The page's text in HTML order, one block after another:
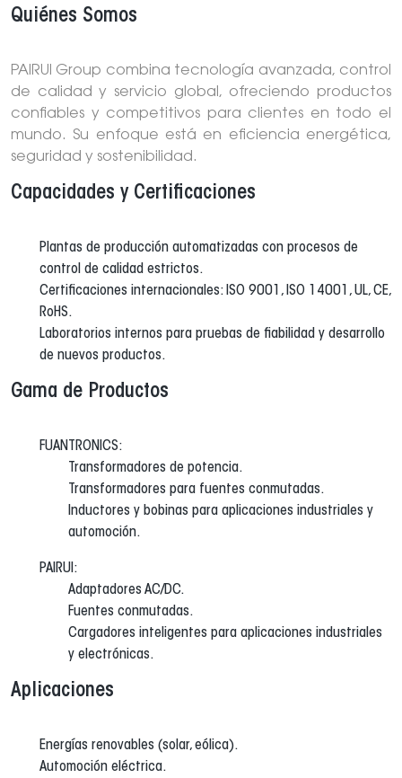
Quiénes Somos
PAIRUI Group combina tecnología avanzada, control
de calidad y servicio global, ofreciendo productos
confiables y competitivos para clientes en todo el
mundo. Su enfoque está en eficiencia energética,
seguridad y sostenibilidad.
Capacidades y Certificaciones
Plantas de producción automatizadas con procesos de
control de calidad estrictos.
Certificaciones internacionales: ISO 9001, ISO 14001, UL, CE,
RoHS.
Laboratorios internos para pruebas de fiabilidad y desarrollo
de nuevos productos.
Gama de Productos
FUANTRONICS:
Transformadores de potencia.
Transformadores para fuentes conmutadas.
Inductores y bobinas para aplicaciones industriales y
automoción.
PAIRUI:
Adaptadores AC/DC.
Fuentes conmutadas.
Cargadores inteligentes para aplicaciones industriales
y electrónicas.
Aplicaciones
Energías renovables (solar, eólica).
Automoción eléctrica.